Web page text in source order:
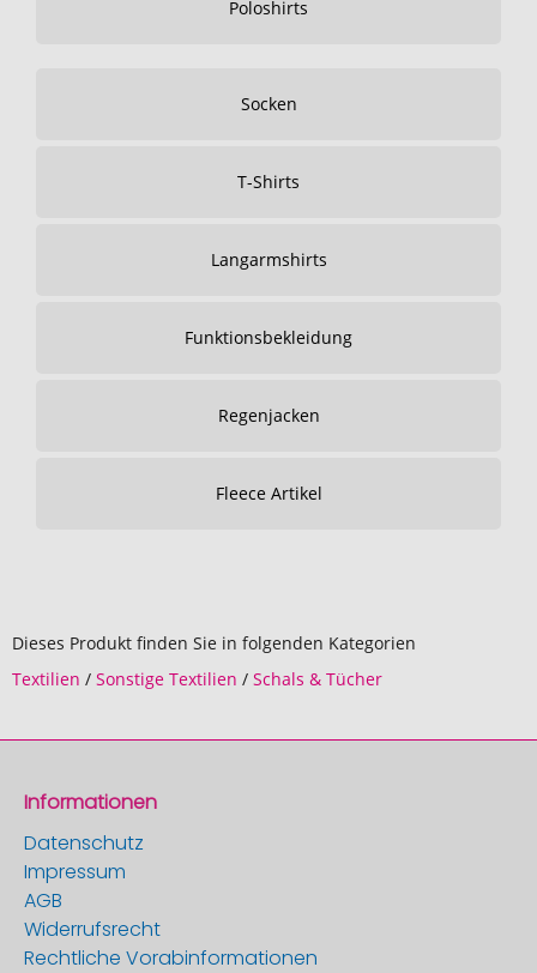
Poloshirts
Socken
T-Shirts
Langarmshirts
Funktionsbekleidung
Regenjacken
Fleece Artikel
Dieses Produkt finden Sie in folgenden Kategorien
Textilien / Sonstige Textilien / Schals & Tücher
Informationen
Datenschutz
Impressum
AGB
Widerrufsrecht
Rechtliche Vorabinformationen